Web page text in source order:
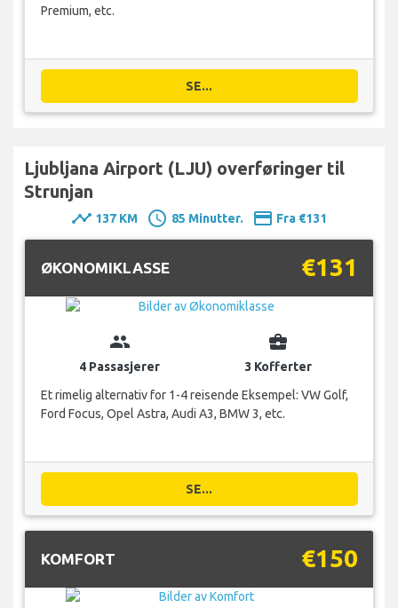
Premium, etc.
SE...
Ljubljana Airport (LJU) overføringer til
Strunjan
timeline 137 KM schedule 85 Minutter. payment Fra €131
ØKONOMIKLASSE €131
group
4 Passasjerer
business_center
3 Kofferter
Et rimelig alternativ for 1-4 reisende Eksempel: VW Golf,
Ford Focus, Opel Astra, Audi A3, BMW 3, etc.
SE...
KOMFORT €150